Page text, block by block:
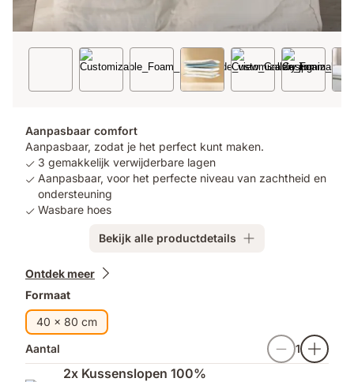
Aanpasbaar comfort
Aanpasbaar, zodat je het perfect kunt maken.
3 gemakkelijk verwijderbare lagen
Aanpasbaar, voor het perfecte niveau van zachtheid en
ondersteuning
Wasbare hoes
Bekijk alle productdetails
Extra
producten
Ontdek meer
Formaat
40 x 80 cm
Aantal
1
2x Kussenslopen 100%